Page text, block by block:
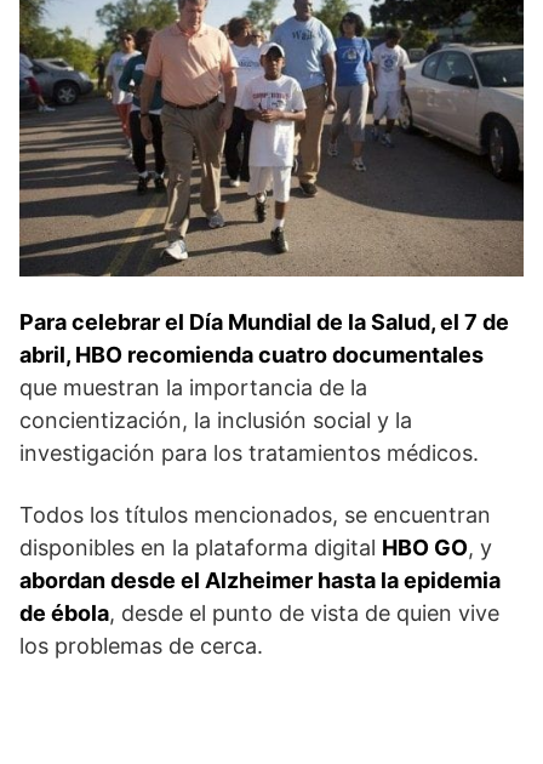
Para celebrar el Día Mundial de la Salud, el 7 de
abril, HBO recomienda cuatro documentales
que muestran la importancia de la
concientización, la inclusión social y la
investigación para los tratamientos médicos.
Todos los títulos mencionados, se encuentran
disponibles en la plataforma digital HBO GO, y
abordan desde el Alzheimer hasta la epidemia
de ébola, desde el punto de vista de quien vive
los problemas de cerca.